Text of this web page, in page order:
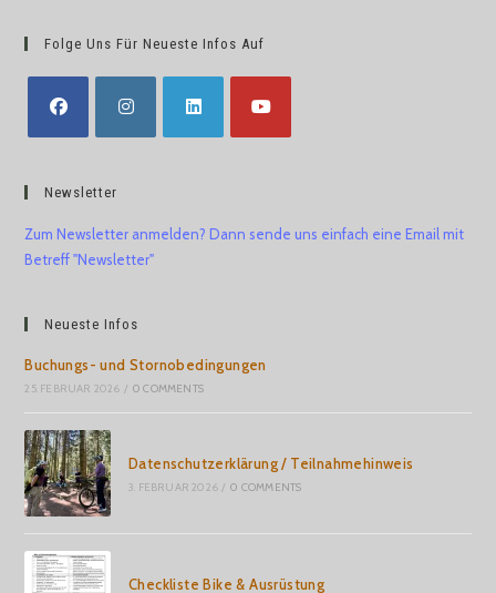
Folge Uns Für Neueste Infos Auf
Newsletter
Zum Newsletter anmelden? Dann sende uns einfach eine Email mit
Betreff "Newsletter"
Neueste Infos
Buchungs- und Stornobedingungen
25. FEBRUAR 2026 / 0 COMMENTS
Datenschutzerklärung / Teilnahmehinweis
3. FEBRUAR 2026 / 0 COMMENTS
Checkliste Bike & Ausrüstung